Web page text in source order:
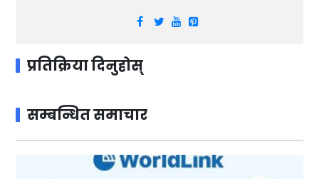
प्रतिक्रिया दिनुहोस्
सम्बन्धित समाचार